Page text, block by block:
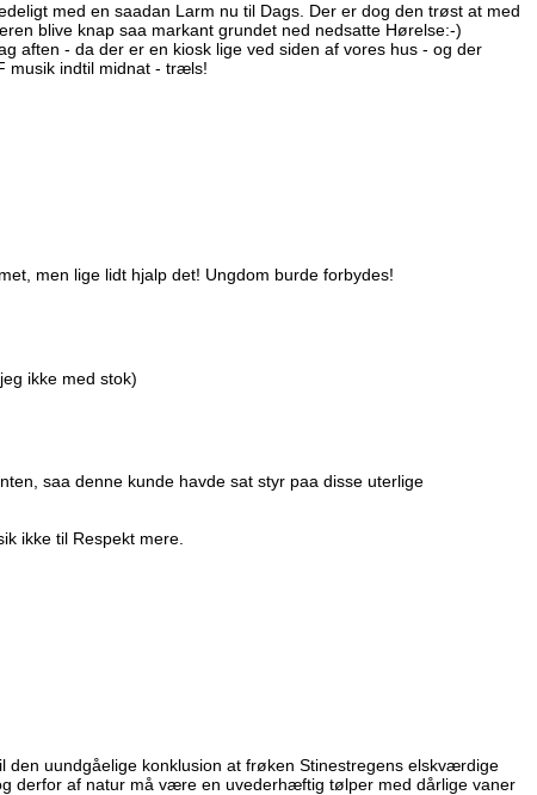
med en saadan Larm nu til Dags. Der er dog den trøst at med
blive knap saa markant grundet ned nedsatte Hørelse:-)
aften - da der er en kiosk lige ved siden af vores hus - og der
musik indtil midnat - træls!
men lige lidt hjalp det! Ungdom burde forbydes!
ikke med stok)
saa denne kunde havde sat styr paa disse uterlige
ikke til Respekt mere.
uundgåelige konklusion at frøken Stinestregens elskværdige
derfor af natur må være en uvederhæftig tølper med dårlige vaner